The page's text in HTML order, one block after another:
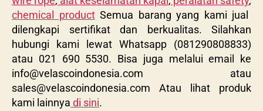
chemical productSemua barang yang kami jual
dilengkapi sertifikat dan berkualitas. Silahkan
hubungi kami lewat Whatsapp (081290808833)
atau 021 690 5530. Bisa juga melalui email ke
info@velascoindonesia.com atau
sales@velascoindonesia.com Atau lihat produk
kami lainnya di sini.